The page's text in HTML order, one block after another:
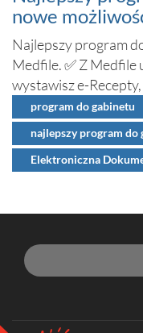
nowe
Najlepszy program
Medfile. ✅ Z
wystawisz e-
program do gabinetu
najlepszy program do
Elektroniczna